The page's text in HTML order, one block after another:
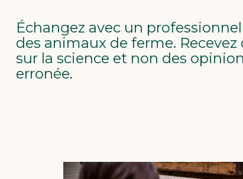
Échangez avec un
des animaux de ferme.
sur la science et non des
erronée.